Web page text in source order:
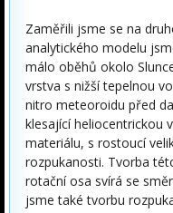
Zaměřili jsme se na
analytického modelu
málo oběhů okolo
vrstva s nižší tepelnou
nitro meteoroidu před
klesající heliocentrickou
materiálu, s rostoucí
rozpukanosti. Tvorba
rotační osa svírá se
jsme také tvorbu